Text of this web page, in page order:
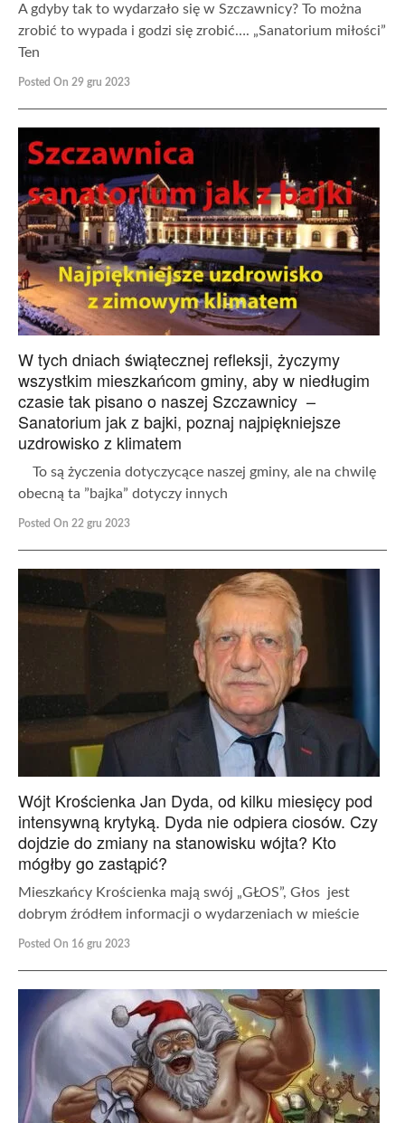
A gdyby tak to wydarzało się w Szczawnicy? To można
zrobić to wypada i godzi się zrobić…. „Sanatorium miłości”
Ten
Posted On 29 gru 2023
W tych dniach świątecznej refleksji, życzymy
wszystkim mieszkańcom gminy, aby w niedługim
czasie tak pisano o naszej Szczawnicy –
Sanatorium jak z bajki, poznaj najpiękniejsze
uzdrowisko z klimatem
To są życzenia dotyczycące naszej gminy, ale na chwilę
obecną ta ”bajka” dotyczy innych
Posted On 22 gru 2023
Wójt Krościenka Jan Dyda, od kilku miesięcy pod
intensywną krytyką. Dyda nie odpiera ciosów. Czy
dojdzie do zmiany na stanowisku wójta? Kto
mógłby go zastąpić?
Mieszkańcy Krościenka mają swój „GŁOS”, Głos jest
dobrym źródłem informacji o wydarzeniach w mieście
Posted On 16 gru 2023